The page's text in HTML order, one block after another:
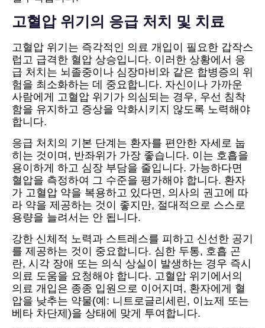
고혈압 위기의 응급 처치 및 치료
고혈압 위기는 즉각적인 의료 개입이 필요한 갑작스
럽고 급격한 혈압 상승입니다. 이러한 상황에서 응
급 처치는 뇌졸중이나 심장마비와 같은 합병증의 위
험을 최소화하는 데 중요합니다. 자신이나 가까운
사람에게 고혈압 위기가 의심되는 경우, 우선 침착
함을 유지하고 증상을 악화시키지 않도록 노력해야
합니다.
응급 처치의 기본 단계는 환자를 편안한 자세로 눕
히는 것이며, 반좌위가 가장 좋습니다. 이는 호흡을
용이하게 하고 심장 부담을 줄입니다. 가능하다면
혈압을 측정하여 그 수준을 평가해야 합니다. 환자
가 고혈압 약을 복용하고 있다면, 의사의 권고에 따
라 약을 제공하는 것이 좋지만, 절대적으로 스스로
용량을 늘려서는 안 됩니다.
강한 신체적 노력과 스트레스를 피하고 신선한 공기
를 제공하는 것이 중요합니다. 심한 두통, 호흡 곤
란, 시각 장애 또는 의식 상실이 발생하는 경우 즉시
의료 도움을 요청해야 합니다. 고혈압 위기에서의
의료 개입은 종종 입원으로 이어지며, 환자에게 혈
압을 낮추는 약물(예: 니트로글리세린, 이뇨제 또는
베타 차단제)을 상태에 맞게 투여합니다.